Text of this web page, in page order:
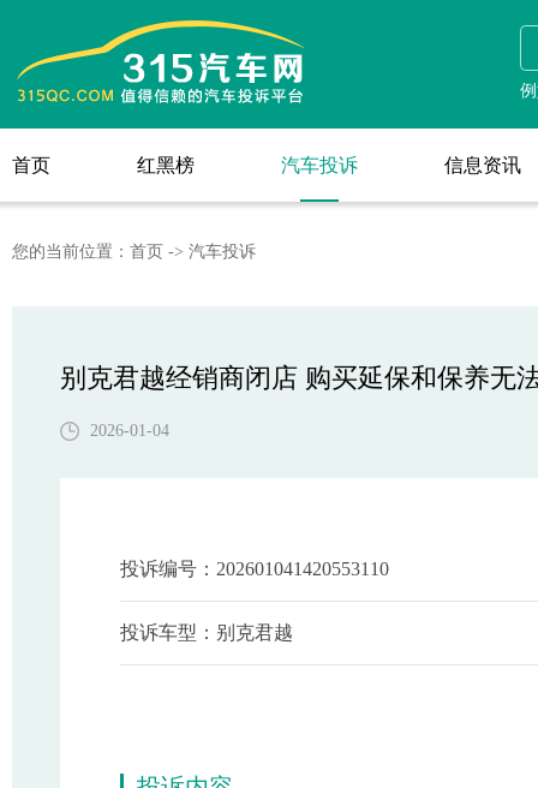
首页
首页
红黑榜
汽车投诉
汽车投诉 信息资讯
您的当前位置： 首页 -> 汽车投诉
别克君越经销商闭店 购买延保和保养无
2026-01-04
投诉编号：202601041420553110
投诉车型：别克君越